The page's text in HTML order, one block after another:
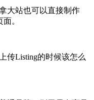
大站也可以直接制作
。
传Listing的时候该怎么